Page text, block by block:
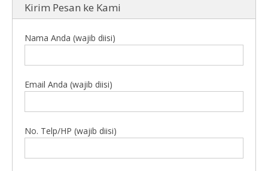
Kirim Pesan ke Kami
Nama Anda (wajib diisi)
Email Anda (wajib diisi)
No. Telp/HP (wajib diisi)